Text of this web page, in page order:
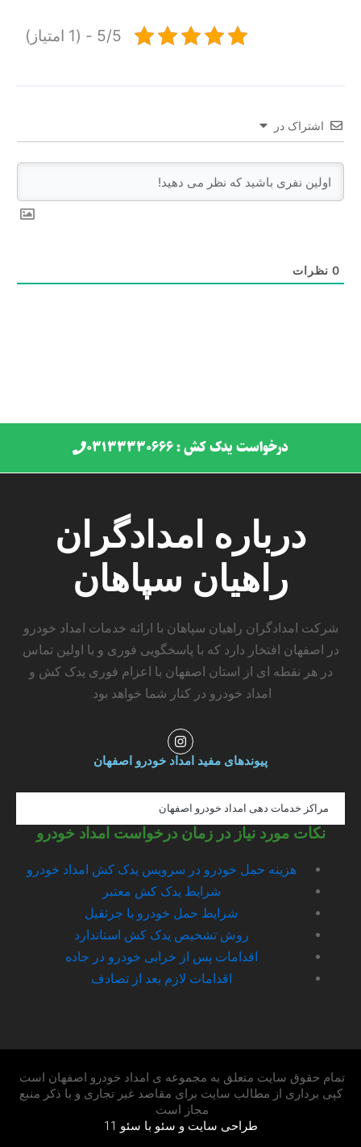
5/5 - (1 امتیاز)
اشتراک در
0 نظرات
درخواست یدک کش : ۰۳۱۳۳۳۳۰۶۶۶
درباره امدادگران
راهیان سپاهان
شرکت امدادگران راهیان سپاهان با ارائه خدمات امداد خودرو
در اصفهان افتخار دارد که با پاسخگویی فوری و با اولین تماس
در هر نقطه ای از استان اصفهان با اعزام فوری یدک کش و
امداد خودرو در کنار شما خواهد بود.
I
n
s
r
a
m
پیوندهای مفید امداد خودرو اصفهان
مراکز خدمات دهی امداد خودرو اصفهان
نکات مورد نیاز در زمان درخواست امداد خودرو
هزینه حمل خودرو در سرویس یدک کش امداد خودرو
شرایط یدک کش معتبر
شرایط حمل خودرو با جرثقیل
روش تشخیص یدک کش استاندارد
اقدامات پس از خرابی خودرو در جاده
اقدامات لازم بعد از تصادف
تمام حقوق سایت متعلق به مجموعه ی امداد خودرو اصفهان است.
کپی برداری از مطالب سایت برای مقاصد غیر تجاری و با ذکر منبع
مجاز است.
طراحی سایت و سئو با سئو 11